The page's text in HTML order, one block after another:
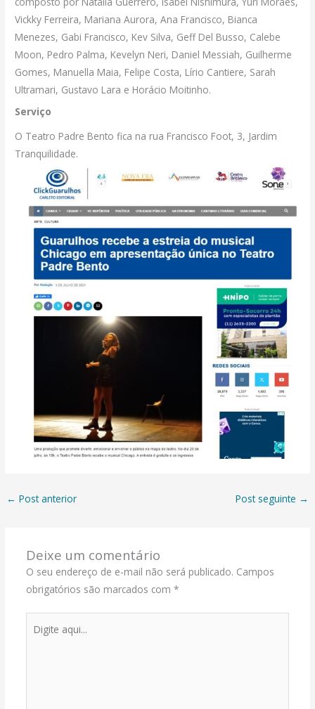
Vickky Ferreira, Mariana Aurora, Ana Francisco, Bianca
Menezes, Gabi Francisco, Kev Silva, Geff Del Busso, Calebe
Moon, Pedro Palma, Kevelyn Neri, Daniel Messiah, Guilherme
Gomes, Manuella Maia, Felipe Costa, Lírio Cantiere, Sarah
Ultramari, Gustavo Lara e Horácio Moitinho.
Serviço
O Teatro Padre Bento fica na rua Francisco Foot, 3, Jardim
Tranquilidade.
← Post anterior Post seguinte →
Deixe um comentário
O seu endereço de e-mail não será publicado. Campos
obrigatórios são marcados com *
aqui...